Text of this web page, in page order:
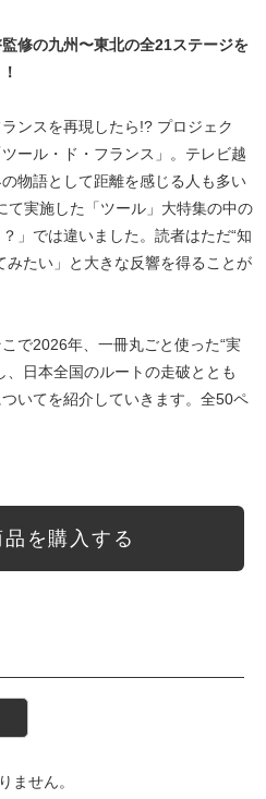
修の九州〜東北の全21ステージを
ンスを再現したら!? プロジェク
ール・ド・フランス」。テレビ越
物語として距離を感じる人も多い
て実施した「ツール」大特集の中の
」では違いました。読者はただ“知
みたい」と大きな反響を得ることが
で2026年、一冊丸ごと使った“実
、日本全国のルートの走破ととも
いてを紹介していきます。全50ペ
品を購入する
ません。